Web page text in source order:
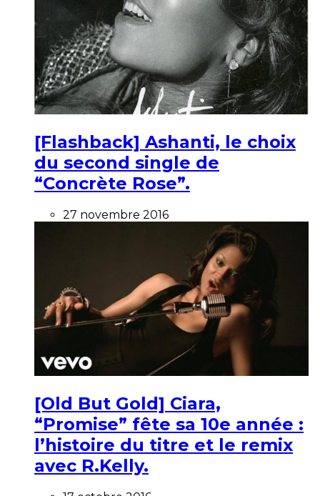
[Flashback] Ashanti, le choix
du second single de
“Concrète Rose”.
27 novembre 2016
[Old But Gold] Ciara,
“Promise” fête sa 10e année :
l’histoire du titre et le remix
avec R.Kelly.